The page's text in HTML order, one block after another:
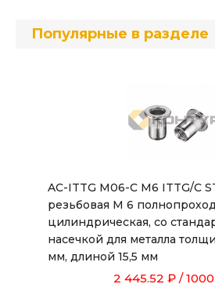
Популярные в разделе
AC-ITTG M06-C M6 ITTG/C
резьбовая М 6
цилиндрическая, со
насечкой для металла
мм, длиной 15,5 мм
2 445.52 ₽ /